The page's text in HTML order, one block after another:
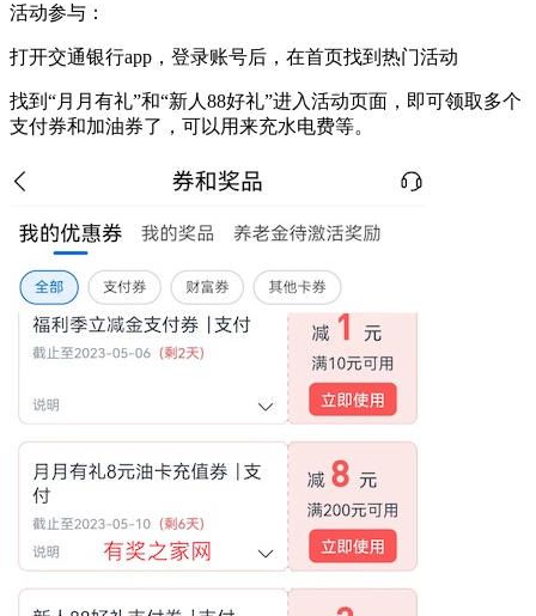
活动参与：
打开交通银行app，登录账号后，在首页找到热门活动
找到“月月有礼”和“新人88好礼”进入活动页面，即可领取多个
支付券和加油券了，可以用来充水电费等。